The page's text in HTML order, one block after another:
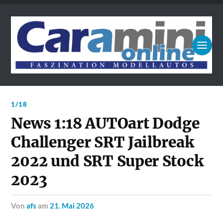
1/18
News 1:18 AUTOart Dodge
Challenger SRT Jailbreak
2022 und SRT Super Stock
2023
vonafs am 21. Mai 2026